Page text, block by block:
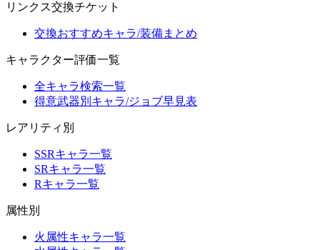
リンクス交換チケット
交換おすすめキャラ/装備まとめ
キャラクター評価一覧
全キャラ検索一覧
得意武器別キャラ/ジョブ早見表
レアリティ別
SSRキャラ一覧
SRキャラ一覧
Rキャラ一覧
属性別
火属性キャラ一覧